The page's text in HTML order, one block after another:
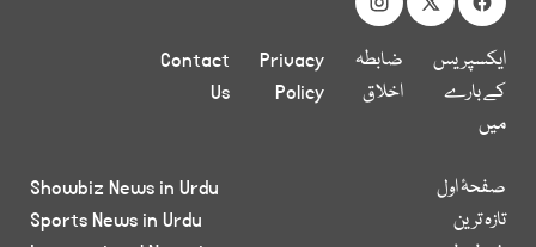
ایکسپریس
کے بارے
میں
ضابطہ
اخلاق
Privacy
Policy
Contact
Us
صفحۂ اول
تازہ ترین
Showbiz News in Urdu
Sports News in Urdu